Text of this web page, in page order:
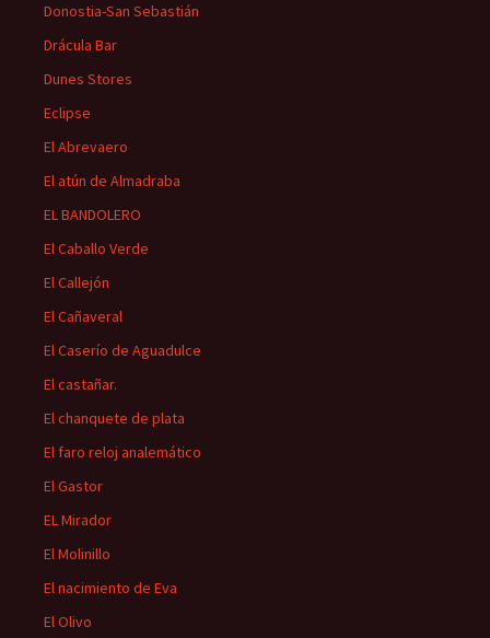
Donostia-San Sebastián
Drácula Bar
Dunes Stores
Eclipse
El Abrevaero
El atún de Almadraba
EL BANDOLERO
El Caballo Verde
El Callejón
El Cañaveral
El Caserío de Aguadulce
El castañar.
El chanquete de plata
El faro reloj analemático
El Gastor
EL Mirador
El Molinillo
El nacimiento de Eva
El Olivo